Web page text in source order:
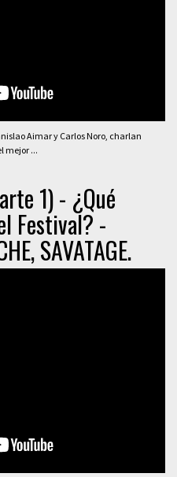
Aimar y Carlos Noro, charlan
mejor ...
1) - ¿Qué
Festival? -
SAVATAGE.